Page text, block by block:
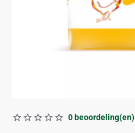
0 beoordeling(en)